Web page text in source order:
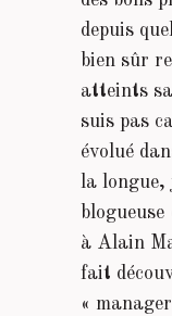
depuis
bien sûr
atteints
suis pas
évolué
la longue,
à Alain
fait
«